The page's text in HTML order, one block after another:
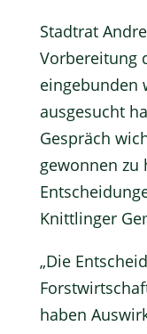
Stadtrat
Vorbereitung
eingebunden
ausgesucht
Gespräch
gewonnen zu
Knittlinger
„Die
haben